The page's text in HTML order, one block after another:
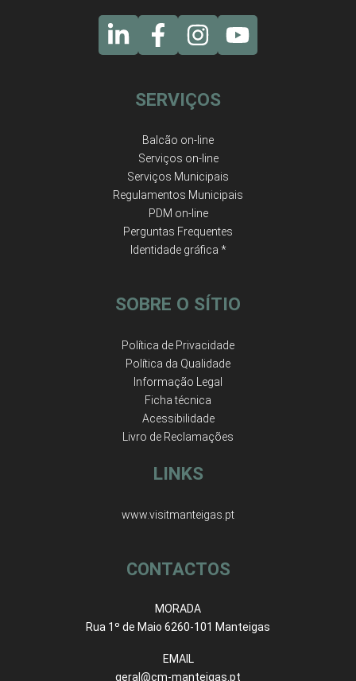
SERVIÇOS
Balcão on-line
Serviços on-line
Serviços Municipais
Regulamentos Municipais
PDM on-line
Perguntas Frequentes
Identidade gráfica *
SOBRE O SÍTIO
Política de Privacidade
Política da Qualidade
Informação Legal
Ficha técnica
Acessibilidade
Livro de Reclamações
LINKS
www.visitmanteigas.pt
CONTACTOS
MORADA
Rua 1º de Maio 6260-101 Manteigas
EMAIL
geral@cm-manteigas.pt